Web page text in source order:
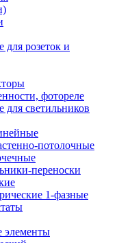
розеток и
фотореле
светильников
потолочные
переноски
1-фазные
элементы